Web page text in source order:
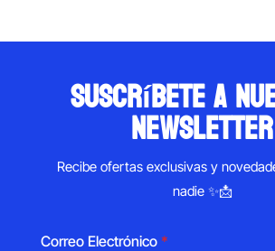
suscríbete a
newsletter
Recibe ofertas exclusivas y
nadie ✨📩
Correo Electrónico *